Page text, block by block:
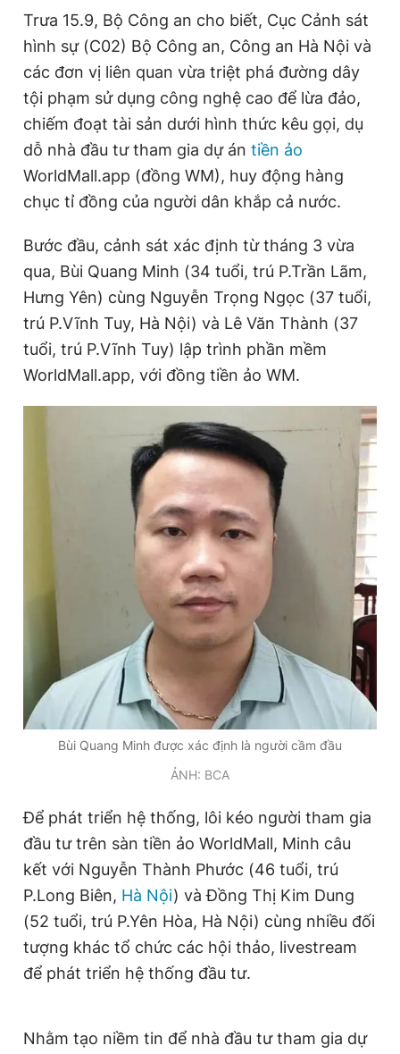
Tiện ích Bạn cần biết
Thông tin tòa soạn Liên hệ quảng cáo
Đọc Thanh Niên trên điện thoại
Theo dõi báo trên
Quảng cáo RSS Tòa soạn Chính sách bảo
Tổng biên tập: Nguyễn Ngọc Toàn
Phó tổng biên tập thường trực: Hải Thành
Phó tổng biên tập: Lâm Hiếu Dũng
Phó tổng biên tập: Trần Việt Hưng
Tổng thư ký tòa soạn: Đức Trung
Giấy phép xuất bản số 110/GP - BTTTT cấp ngày 24.3.2020
© 2003-2026 Bản quyền thuộc về Báo Thanh Niên. Cấm sao
chép dưới mọi hình thức nếu không có sự chấp thuận bằng văn
bản. Phát triển bởi ePi Technologies, JSC.
Trưa 15.9, Bộ Công an cho biết, Cục Cảnh sát
hình sự (C02) Bộ Công an, Công an Hà Nội và
các đơn vị liên quan vừa triệt phá đường dây
tội phạm sử dụng công nghệ cao để lừa đảo,
chiếm đoạt tài sản dưới hình thức kêu gọi, dụ
dỗ nhà đầu tư tham gia dự án tiền ảo
WorldMall.app (đồng WM), huy động hàng
chục tỉ đồng của người dân khắp cả nước.
Bước đầu, cảnh sát xác định từ tháng 3 vừa
qua, Bùi Quang Minh (34 tuổi, trú P.Trần Lãm,
Hưng Yên) cùng Nguyễn Trọng Ngọc (37 tuổi,
trú P.Vĩnh Tuy, Hà Nội) và Lê Văn Thành (37
tuổi, trú P.Vĩnh Tuy) lập trình phần mềm
WorldMall.app, với đồng tiền ảo WM.
Bùi Quang Minh được xác định là người cầm đầu
ẢNH: BCA
Để phát triển hệ thống, lôi kéo người tham gia
đầu tư trên sàn tiền ảo WorldMall, Minh câu
kết với Nguyễn Thành Phước (46 tuổi, trú
P.Long Biên, Hà Nội) và Đồng Thị Kim Dung
(52 tuổi, trú P.Yên Hòa, Hà Nội) cùng nhiều đối
tượng khác tổ chức các hội thảo, livestream
để phát triển hệ thống đầu tư.
Nhằm tạo niềm tin để nhà đầu tư tham gia dự